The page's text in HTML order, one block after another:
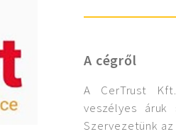
A cégről
A CerTrust
veszélyes áruk
Szervezetünk